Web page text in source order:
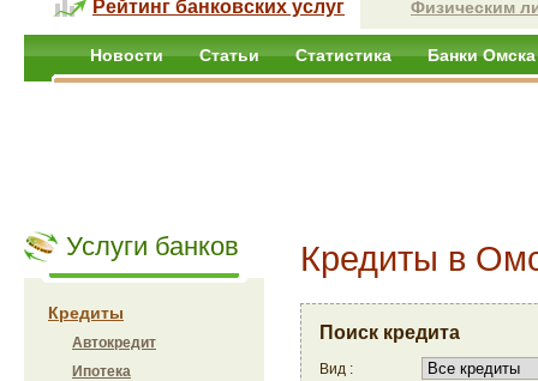
Рейтинг банковских услуг Физическим
Новости Статьи Статистика Банки Омска
Услуги банков
Кредиты
Автокредит
Ипотека
Кредиты в
Поиск кредита
Вид :